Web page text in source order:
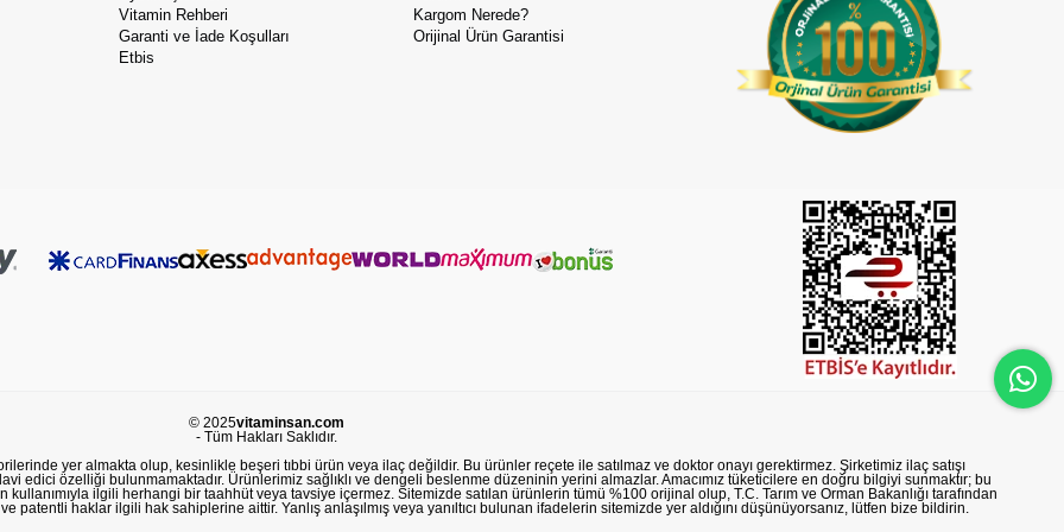
Vitamin Rehberi
Garanti ve İade Koşulları
Etbis
Kargom Nerede?
Orijinal Ürün Garantisi
© 2025vitaminsan.com
- Tüm Hakları Saklıdır.
yer almakta olup, kesinlikle beşeri tıbbi ürün veya ilaç değildir. Bu ürünler reçete ile satılmaz ve doktor onayı gerektirmez. Şirketimiz ilaç satışı
edici özelliği bulunmamaktadır. Ürünlerimiz sağlıklı ve dengeli beslenme düzeninin yerini almazlar. Amacımız tüketicilere en doğru bilgiyi sunmaktır; bu
ilgili herhangi bir taahhüt veya tavsiye içermez. Sitemizde satılan ürünlerin tümü %100 orijinal olup, T.C. Tarım ve Orman Bakanlığı tarafından
patentli haklar ilgili hak sahiplerine aittir. Yanlış anlaşılmış veya yanıltıcı bulunan ifadelerin sitemizde yer aldığını düşünüyorsanız, lütfen bize bildirin.